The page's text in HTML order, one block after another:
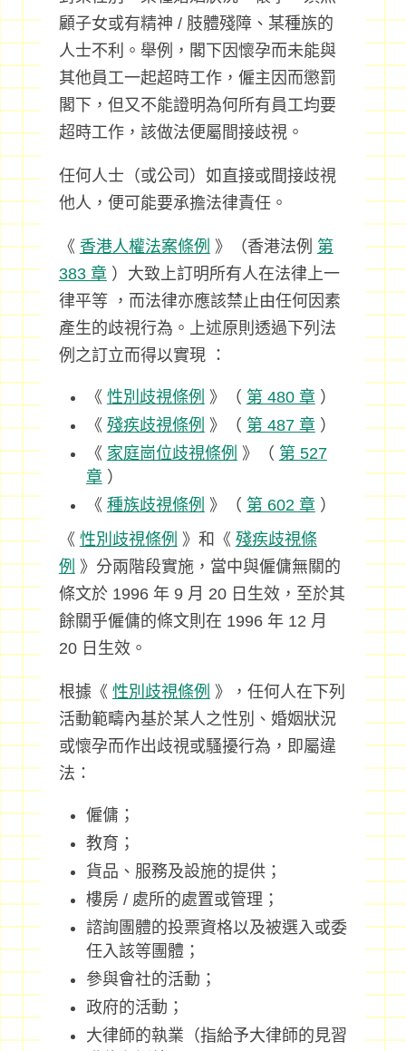
顧子女或有精神 / 肢體殘障、某種族的
人士不利。舉例，閣下因懷孕而未能與
其他員工一起超時工作，僱主因而懲罰
閣下，但又不能證明為何所有員工均要
超時工作，該做法便屬間接歧視。
任何人士（或公司）如直接或間接歧視
他人，便可能要承擔法律責任。
《 香港人權法案條例 》（香港法例 第
383 章）大致上訂明所有人在法律上一
律平等 ，而法律亦應該禁止由任何因素
產生的歧視行為。上述原則透過下列法
例之訂立而得以實現 ：
《 性別歧視條例 》（ 第 480 章）
《 殘疾歧視條例 》（ 第 487 章）
《 家庭崗位歧視條例 》（ 第 527
章）
《 種族歧視條例 》（ 第 602 章）
《 性別歧視條例 》和《 殘疾歧視條
例 》分兩階段實施，當中與僱傭無關的
條文於 1996 年 9 月 20 日生效，至於其
餘關乎僱傭的條文則在 1996 年 12 月
20 日生效。
根據《 性別歧視條例 》，任何人在下列
活動範疇內基於某人之性別、婚姻狀況
或懷孕而作出歧視或騷擾行為，即屬違
法：
僱傭；
教育；
貨品、服務及設施的提供；
樓房 / 處所的處置或管理；
諮詢團體的投票資格以及被選入或委
任入該等團體；
參與會社的活動；
政府的活動；
大律師的執業（指給予大律師的見習